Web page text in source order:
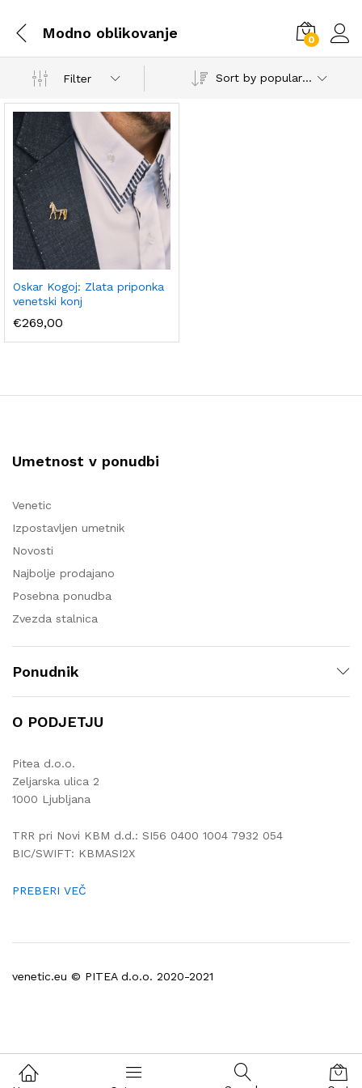
Modno oblikovanje 0
Filter Sort by popularity
Oskar Kogoj: Zlata priponka
venetski konj
€269,00
Umetnost v ponudbi
Venetic
Izpostavljen umetnik
Novosti
Najbolje prodajano
Posebna ponudba
Zvezda stalnica
Ponudnik
O PODJETJU
Pitea d.o.o.
Zeljarska ulica 2
1000 Ljubljana
TRR pri Novi KBM d.d.: SI56 0400 1004 7932 054
BIC/SWIFT: KBMASI2X
PREBERI VEČ
venetic.eu © PITEA d.o.o. 2020-2021